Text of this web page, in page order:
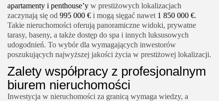
apartamenty i penthouse’y w prestiżowych lokalizacjach
zaczynają się od 995 000 € i mogą sięgać nawet 1 850 000 €.
Takie nieruchomości oferują panoramiczne widoki, prywatne
tarasy, baseny, a także dostęp do spa i innych luksusowych
udogodnień. To wybór dla wymagających inwestorów
poszukujących najwyższej jakości życia w prestiżowej lokalizacji.
Zalety współpracy z profesjonalnym
biurem nieruchomości
Inwestycja w nieruchomości za granicą wymaga wiedzy, a